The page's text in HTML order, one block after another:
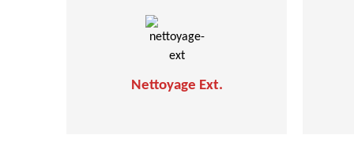
Nettoyage Ext.